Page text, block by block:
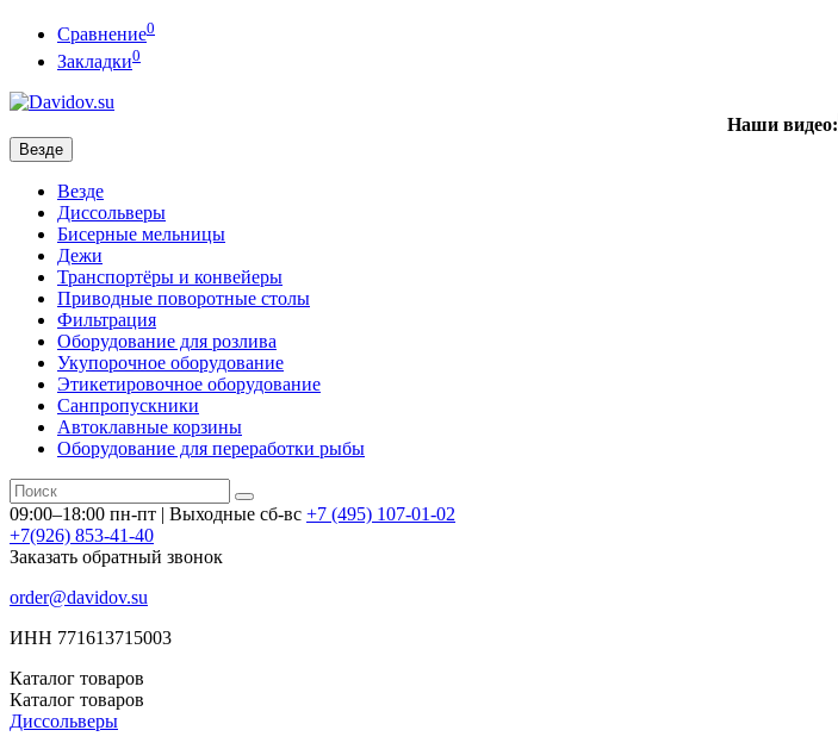
Сравнение0
Закладки0
Наши видео:
Везде
Везде
Диссольверы
Бисерные мельницы
Дежи
Транспортёры и конвейеры
Приводные поворотные столы
Фильтрация
Оборудование для розлива
Укупорочное оборудование
Этикетировочное оборудование
Санпропускники
Автоклавные корзины
Оборудование для переработки рыбы
09:00–18:00 пн-пт | Выходные сб-вс +7 (495) 107-01-02
+7(926) 853-41-40
Заказать обратный звонок
order@davidov.su
ИНН 771613715003
Каталог товаров
Каталог товаров
Диссольверы